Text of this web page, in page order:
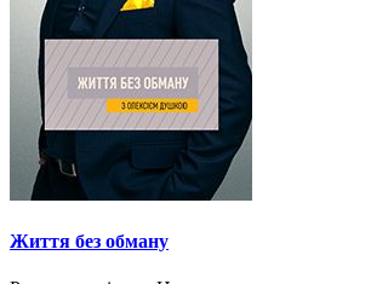
Життя без обману